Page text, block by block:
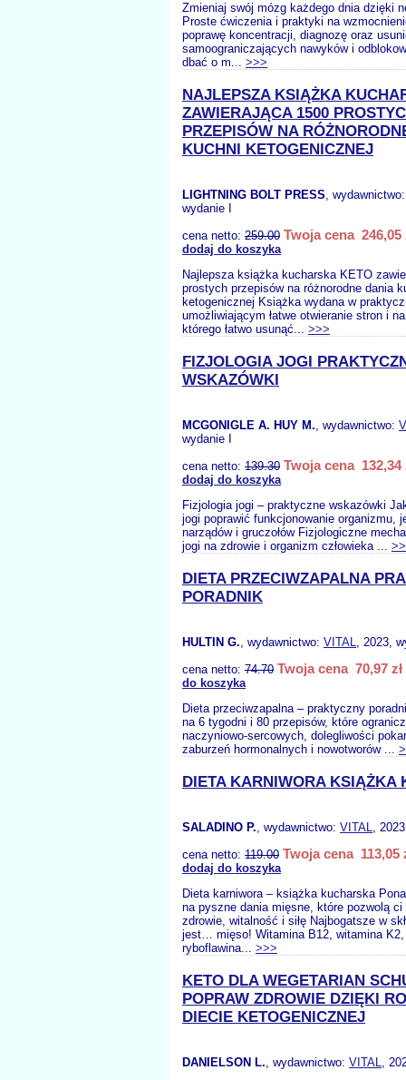
Zmieniaj swój mózg każdego dnia dzięki
Proste ćwiczenia i praktyki na
poprawę koncentracji, diagnozę oraz
samoograniczających nawyków i
dbać o m... >>>
NAJLEPSZA KSIĄŻKA
ZAWIERAJĄCA 1500
PRZEPISÓW NA
KUCHNI KETOGENICZNEJ
LIGHTNING BOLT PRESS,
wydanie I
cena netto: 259.00 Twoja cena 246,05
dodaj do koszyka
Najlepsza książka kucharska KETO
prostych przepisów na różnorodne dania
ketogenicznej Książka wydana w
umożliwiającym łatwe otwieranie stron i
którego łatwo usunąć... >>>
FIZJOLOGIA JOGI
WSKAZÓWKI
MCGONIGLE A. HUY M., wydawnictwo:
wydanie I
cena netto: 139.30 Twoja cena 132,34
dodaj do koszyka
Fizjologia jogi – praktyczne wskazówki
jogi poprawić funkcjonowanie organizmu,
narządów i gruczołów Fizjologiczne
jogi na zdrowie i organizm człowieka ...
DIETA PRZECIWZAPALNA
PORADNIK
HULTIN G., wydawnictwo: VITAL, 2023,
cena netto: 74.70 Twoja cena 70,97 zł
do koszyka
Dieta przeciwzapalna – praktyczny
na 6 tygodni i 80 przepisów, które
naczyniowo-sercowych, dolegliwości
zaburzeń hormonalnych i nowotworów ...
DIETA KARNIWORA KSIĄŻKA
SALADINO P., wydawnictwo: VITAL,
cena netto: 119.00 Twoja cena 113,05
dodaj do koszyka
Dieta karniwora – książka kucharska
na pyszne dania mięsne, które pozwolą
zdrowie, witalność i siłę Najbogatsze w
jest… mięso! Witamina B12, witamina K2,
ryboflawina... >>>
KETO DLA WEGETARIAN
POPRAW ZDROWIE DZIĘKI
DIECIE KETOGENICZNEJ
DANIELSON L., wydawnictwo: VITAL,